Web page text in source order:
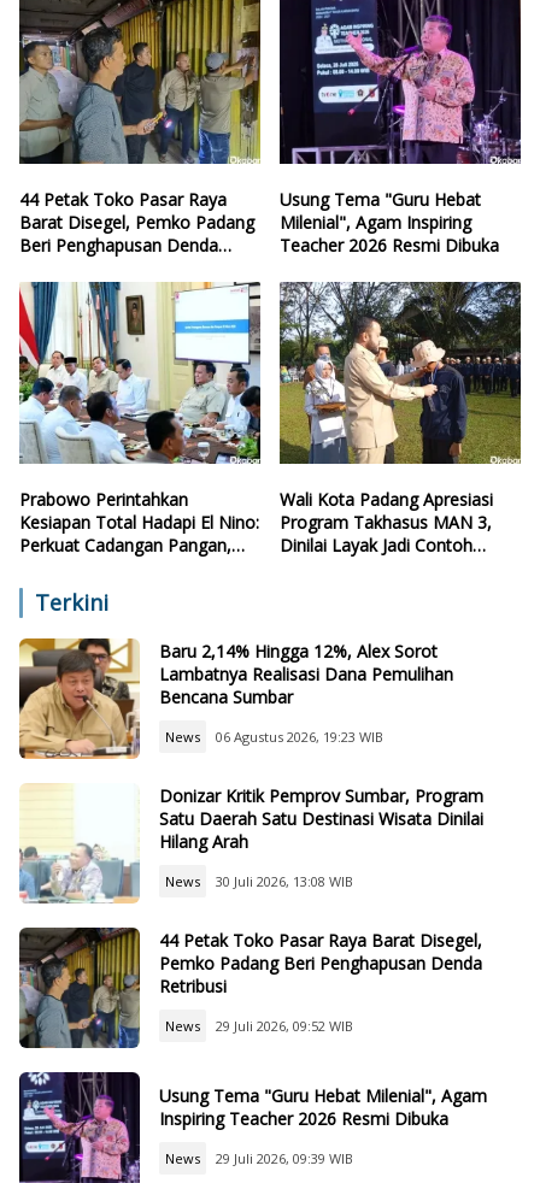
44 Petak Toko Pasar Raya
Barat Disegel, Pemko Padang
Beri Penghapusan Denda
Usung Tema "Guru Hebat
Milenial", Agam Inspiring
Teacher 2026 Resmi Dibuka
Prabowo Perintahkan
Kesiapan Total Hadapi El Nino:
Perkuat Cadangan Pangan,
Wali Kota Padang Apresiasi
Program Takhasus MAN 3,
Dinilai Layak Jadi Contoh
Terkini
Baru 2,14% Hingga 12%, Alex Sorot
Lambatnya Realisasi Dana Pemulihan
Bencana Sumbar
News 06 Agustus 2026, 19:23 WIB
Donizar Kritik Pemprov Sumbar, Program
Satu Daerah Satu Destinasi Wisata Dinilai
Hilang Arah
News 30 Juli 2026, 13:08 WIB
44 Petak Toko Pasar Raya Barat Disegel,
Pemko Padang Beri Penghapusan Denda
Retribusi
News 29 Juli 2026, 09:52 WIB
Usung Tema "Guru Hebat Milenial", Agam
Inspiring Teacher 2026 Resmi Dibuka
News 29 Juli 2026, 09:39 WIB